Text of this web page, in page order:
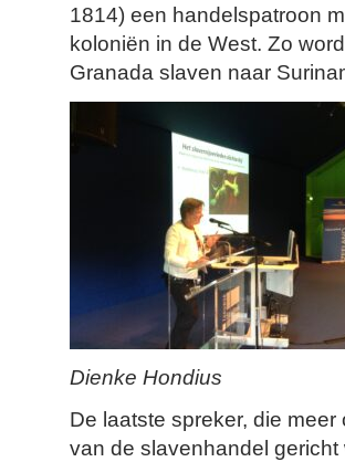
1814) een handelspatroon
koloniën in de West. Zo
Granada slaven naar
Dienke Hondius
De laatste spreker, die
van de slavenhandel gericht